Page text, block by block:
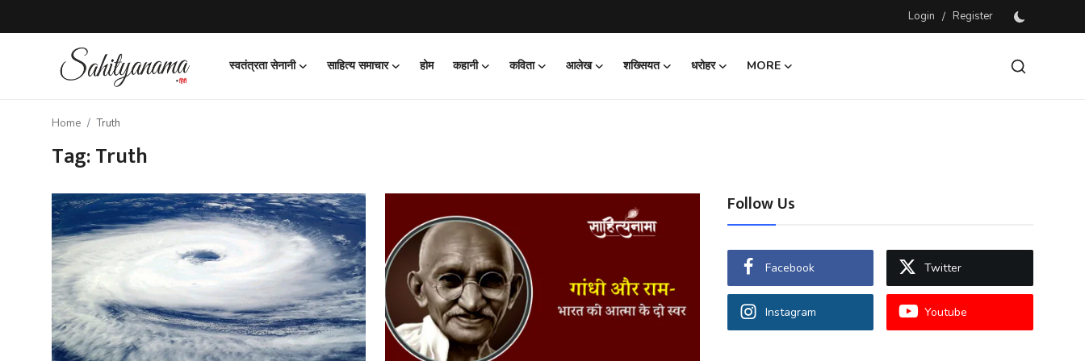
Login / Register
स्वतंत्रता सेनानी साहित्य समाचार होम कहानी कविता आलेख शख्सियत धरोहर
MORE
Register
Home Truth
Tag: Truth
Follow Us
Facebook Twitter
Instagram Youtube